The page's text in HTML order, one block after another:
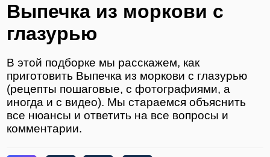
Выпечка из моркови с
глазурью
В этой подборке мы расскажем, как
приготовить Выпечка из моркови с глазурью
(рецепты пошаговые, с фотографиями, а
иногда и с видео). Мы стараемся объяснить
все нюансы и ответить на все вопросы и
комментарии.